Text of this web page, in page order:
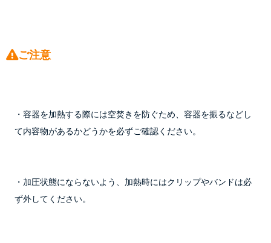
ご注意
・容器を加熱する際には空焚きを防ぐため、容器を振るなどし
て内容物があるかどうかを必ずご確認ください。
・加圧状態にならないよう、加熱時にはクリップやバンドは必
ず外してください。